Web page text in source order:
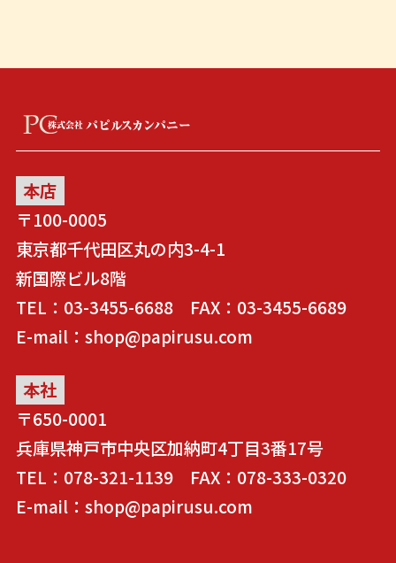
本店
〒100-0005
東京都千代田区丸の内3-4-1
新国際ビル8階
TEL：03-3455-6688 FAX：03-3455-6689
E-mail：shop@papirusu.com
本社
〒650-0001
兵庫県神戸市中央区加納町4丁目3番17号
TEL：078-321-1139 FAX：078-333-0320
E-mail：shop@papirusu.com